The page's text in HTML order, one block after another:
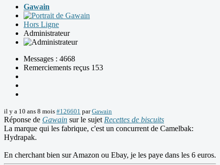
Gawain
Hors Ligne
Administrateur
Messages : 4668
Remerciements reçus 153
il y a 10 ans 8 mois #126601 parGawain
Réponse de Gawain sur le sujet Recettes de biscuits
La marque qui les fabrique, c'est un concurrent de Camelbak:
Hydrapak.
En cherchant bien sur Amazon ou Ebay, je les paye dans les 6 euros.